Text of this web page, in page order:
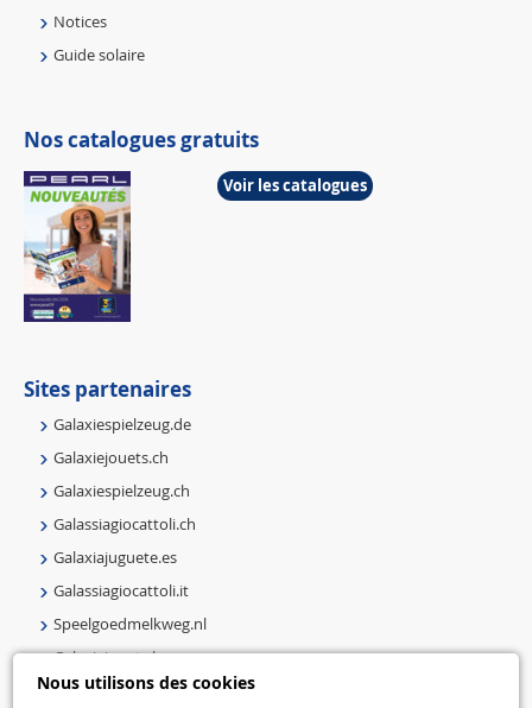
Nous utilisons des cookies
Notices
Guide solaire
Nos catalogues gratuits
Voir les catalogues
Sites partenaires
Galaxiespielzeug.de
Galaxiejouets.ch
Galaxiespielzeug.ch
Galassiagiocattoli.ch
Galaxiajuguete.es
Galassiagiocattoli.it
Speelgoedmelkweg.nl
Galaxiejouets.be
Galaxiespielzeug.be